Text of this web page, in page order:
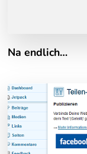
Na endlich…